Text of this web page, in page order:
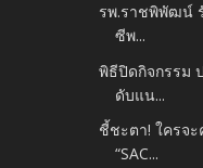
รพ.ราชพิพัฒน์
ซีพ...
พิธีปิดกิจกรรม
ดับแน...
ชี้ชะตา! ใครจ
“SAC...